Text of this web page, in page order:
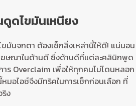
ดไขมันเหนียง
มันจกตา ต้องเช็กสิ่งเหล่านี้ให้ดี! แน่นอน
ฆษณาในด้านดี ซึ่งด้านดีที่แต่ละคลินิกพูด
าร Overclaim เพื่อให้ทุกคนไม่โดนหลอก
มอไอซ์จึงมีทริคในการเช็กก่อนเลือก ที่
ง